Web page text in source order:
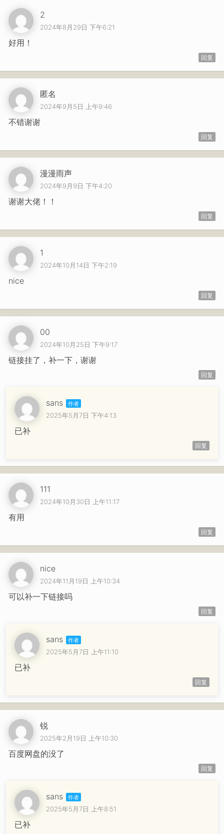
2
2024年8月29日 下午6:21
好用！
回复
匿名
2024年9月5日 上午9:46
不错谢谢
回复
漫漫雨声
2024年9月9日 下午4:20
谢谢大佬！！
回复
1
2024年10月14日 下午2:19
nice
回复
00
2024年10月25日 下午9:17
链接挂了，补一下，谢谢
回复
sans
2025年5月7日 下午4:13
已补
回复
111
2024年10月30日 上午11:17
有用
回复
nice
2024年11月19日 上午10:34
可以补一下链接吗
回复
sans
2025年5月7日 上午11:10
已补
回复
锐
2025年2月19日 上午10:30
百度网盘的没了
回复
sans
2025年5月7日 上午8:51
已补